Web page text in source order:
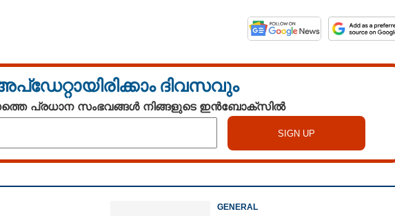
ദിവസവും
പ്രധാന സംഭവങ്ങൾ നിങ്ങളുടെ ഇൻബോക്സിൽ
GENERAL